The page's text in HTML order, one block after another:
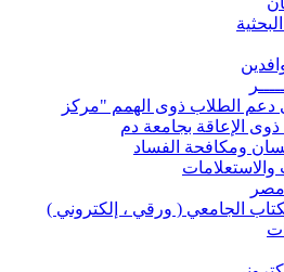
دعم الطلاب ذوى الهمم "مركز
الإعاقة بجامعة دم
ومكافحة الفساد
والاستعلامات
الجامعي ( ورقي ، إلكتروني )